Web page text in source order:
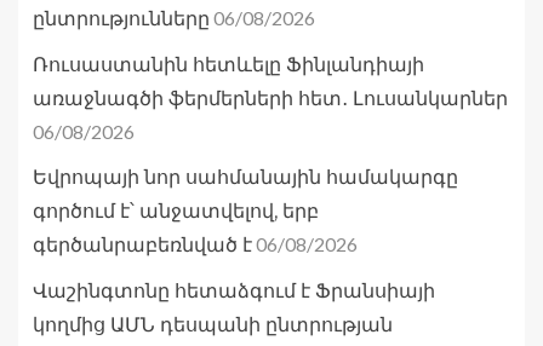
ընտրությունները 06/08/2026
Ռուսաստանին հետևելը Ֆինլանդիայի
առաջնագծի ֆերմերների հետ․ Լուսանկարներ
06/08/2026
Եվրոպայի նոր սահմանային համակարգը
գործում է՝ անջատվելով, երբ
գերծանրաբեռնված է06/08/2026
Վաշինգտոնը հետաձգում է Ֆրանսիայի
կողմից ԱՄՆ դեսպանի ընտրության